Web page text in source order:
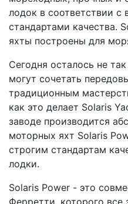
лодок в соответствии
стандартами качества.
яхты построены для
Сегодня осталось не
могут сочетать
традиционным
как это делает Solaris
заводе производится
моторных яхт Solaris
строгим стандартам
лодки.
Solaris Power - это
Ферретти, которого все